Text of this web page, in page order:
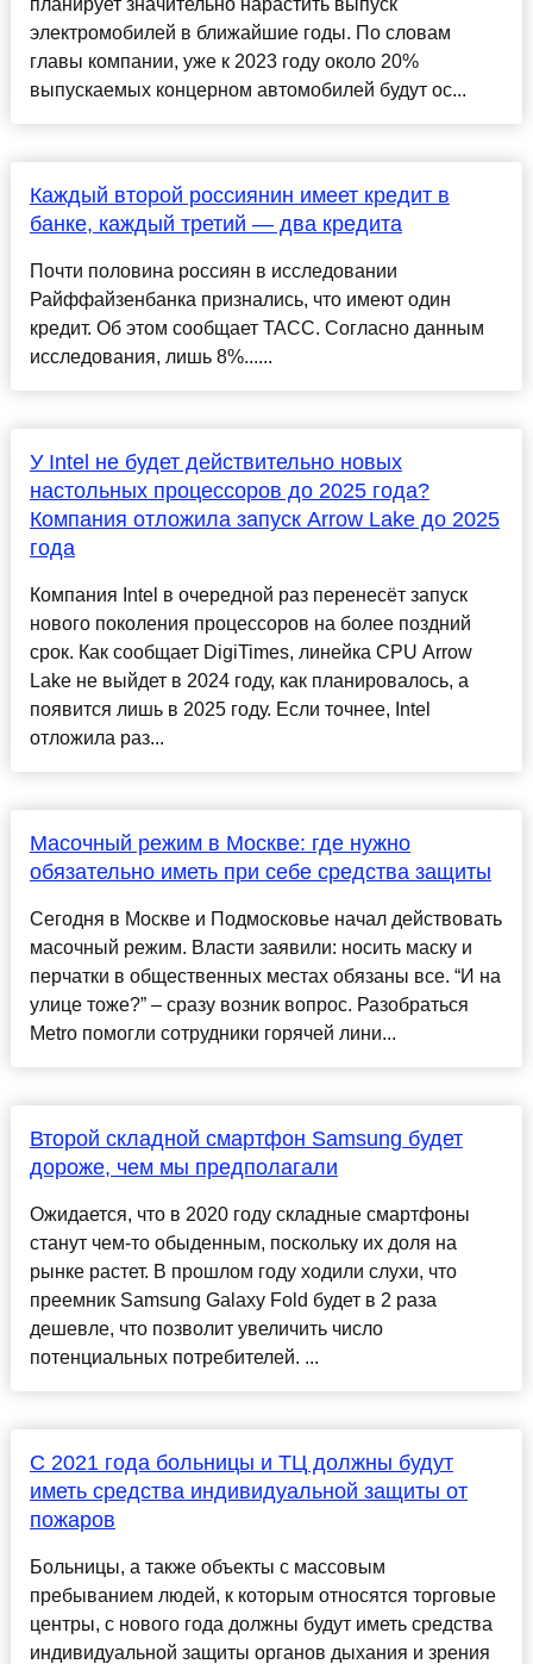
электромобилей в ближайшие годы. По словам
главы компании, уже к 2023 году около 20%
выпускаемых концерном автомобилей будут ос...
Каждый второй россиянин имеет кредит в
банке, каждый третий — два кредита
Почти половина россиян в исследовании
Райффайзенбанка признались, что имеют один
кредит. Об этом сообщает ТАСС. Согласно данным
исследования, лишь 8%......
У Intel не будет действительно новых
настольных процессоров до 2025 года?
Компания отложила запуск Arrow Lake до 2025
года
Компания Intel в очередной раз перенесёт запуск
нового поколения процессоров на более поздний
срок. Как сообщает DigiTimes, линейка CPU Arrow
Lake не выйдет в 2024 году, как планировалось, а
появится лишь в 2025 году. Если точнее, Intel
отложила раз...
Масочный режим в Москве: где нужно
обязательно иметь при себе средства защиты
Сегодня в Москве и Подмосковье начал действовать
масочный режим. Власти заявили: носить маску и
перчатки в общественных местах обязаны все. “И на
улице тоже?” – сразу возник вопрос. Разобраться
Metro помогли сотрудники горячей лини...
Второй складной смартфон Samsung будет
дороже, чем мы предполагали
Ожидается, что в 2020 году складные смартфоны
станут чем-то обыденным, поскольку их доля на
рынке растет. В прошлом году ходили слухи, что
преемник Samsung Galaxy Fold будет в 2 раза
дешевле, что позволит увеличить число
потенциальных потребителей. ...
С 2021 года больницы и ТЦ должны будут
иметь средства индивидуальной защиты от
пожаров
Больницы, а также объекты с массовым
пребыванием людей, к которым относятся торговые
центры, с нового года должны будут иметь средства
индивидуальной защиты органов дыхания и зрения